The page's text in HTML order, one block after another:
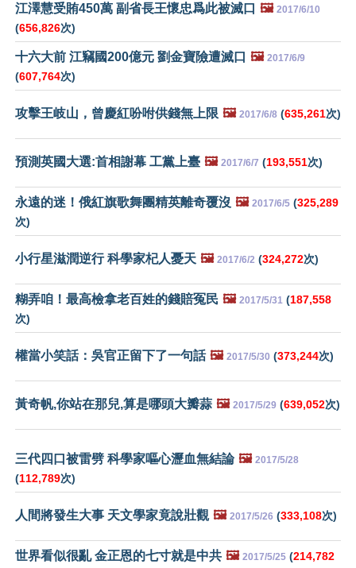
江澤慧受賄450萬 副省長王懷忠爲此被滅口 🖼️ 2017/6/10
(656,826次)
十六大前 江竊國200億元 劉金寶險遭滅口 🖼️ 2017/6/9
(607,764次)
攻擊王岐山，曾慶紅吩咐供錢無上限 🖼️ 2017/6/8 (635,261次)
預測英國大選:首相謝幕 工黨上臺 🖼️ 2017/6/7 (193,551次)
永遠的迷！俄紅旗歌舞團精英離奇覆沒 🖼️ 2017/6/5 (325,289
次)
小行星滋潤逆行 科學家杞人憂天 🖼️ 2017/6/2 (324,272次)
糊弄咱！最高檢拿老百姓的錢賠冤民 🖼️ 2017/5/31 (187,558
次)
權當小笑話：吳官正留下了一句話 🖼️ 2017/5/30 (373,244次)
黃奇帆,你站在那兒,算是哪頭大瓣蒜 🖼️ 2017/5/29 (639,052次)
三代四口被雷劈 科學家嘔心瀝血無結論 🖼️ 2017/5/28
(112,789次)
人間將發生大事 天文學家竟說壯觀 🖼️ 2017/5/26 (333,108次)
世界看似很亂 金正恩的七寸就是中共 🖼️ 2017/5/25 (214,782